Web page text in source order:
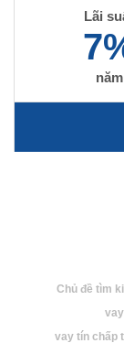
Lãi
năm
Chủ đề tìm
vay tín chấp